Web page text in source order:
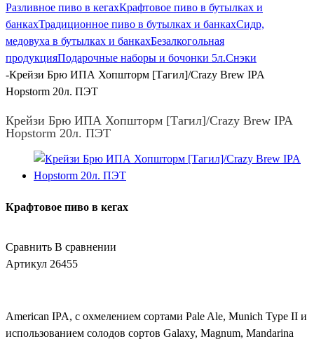
Разливное пиво в кегахКрафтовое пиво в бутылках и
банкахТрадиционное пиво в бутылках и банкахСидр,
медовуха в бутылках и банкахБезалкогольная
продукцияПодарочные наборы и бочонки 5л.Снэки
-Крейзи Брю ИПА Хопшторм [Тагил]/Crazy Brew IPA
Hopstorm 20л. ПЭТ
Крейзи Брю ИПА Хопшторм [Тагил]/Crazy Brew IPA
Hopstorm 20л. ПЭТ
Крафтовое пиво в кегах
Сравнить В сравнении
Артикул 26455
American IPA, с охмелением сортами Pale Ale, Munich Type II и
использованием солодов сортов Galaxy, Magnum, Mandarina